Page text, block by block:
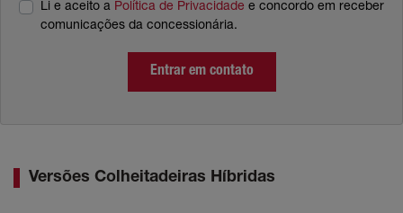
Li e aceito a Política de Privacidade e concordo em receber
comunicações da concessionária.
Entrar em contato
Versões Colheitadeiras Híbridas